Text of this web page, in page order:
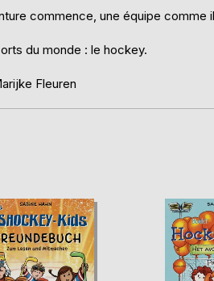
commence, une équipe comme il
du monde : le hockey.
Fleuren